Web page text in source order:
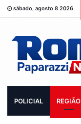
sábado, agosto 8 2026
POLICIAL REGIÃO